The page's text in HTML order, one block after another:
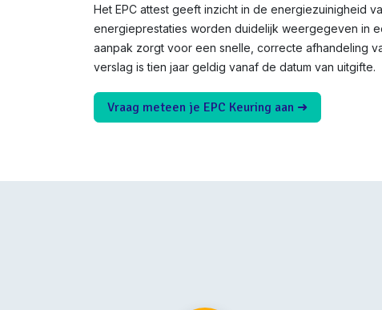
Het EPC attest geeft inzicht in de energiezuinigheid
energieprestaties worden duidelijk weergegeven in
aanpak zorgt voor een snelle, correcte afhandeling
verslag is tien jaar geldig vanaf de datum van uitgifte.
Vraag meteen je EPC Keuring aan ➜